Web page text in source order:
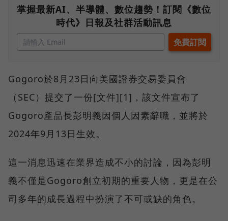
掌握最新AI、半導體、數位趨勢！訂閱《數位
時代》日報及社群活動訊息
Gogoro於8月23日向美國證券交易委員會
（SEC）提交了一份[文件][1]，該文件宣布了
Gogoro產品長彭明義因個人因素辭職，並將於
2024年9月13日生效。
這一消息迅速在業界造成不小的討論，因為彭明
義不僅是Gogoro創立初期的重要人物，更是在公
司多年的成長過程中扮演了不可或缺的角色。